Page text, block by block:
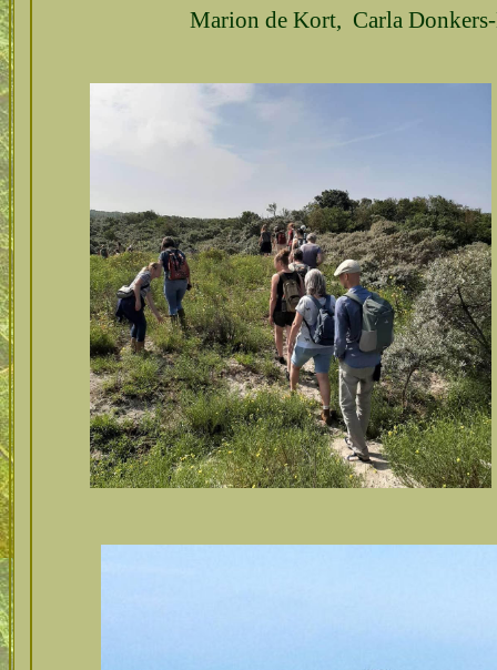
Marion de Kort, Carla